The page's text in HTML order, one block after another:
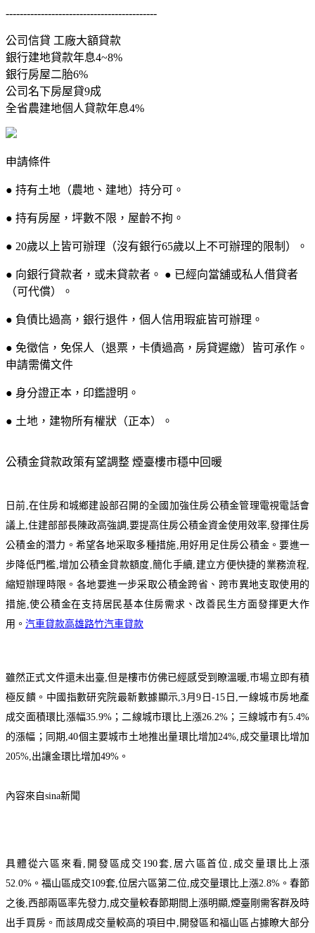
-------------------------------------------
公司信貸 工廠大額貸款
銀行建地貸款年息4~8%
銀行房屋二胎6%
公司名下房屋貸9成
全省農建地個人貸款年息4%
申請條件
● 持有土地（農地、建地）持分可。
● 持有房屋，坪數不限，屋齡不拘。
● 20歲以上皆可辦理（沒有銀行65歲以上不可辦理的限制）。
● 向銀行貸款者，或未貸款者。 ● 已經向當舖或私人借貸者
（可代償）。
● 負債比過高，銀行退件，個人信用瑕疵皆可辦理。
● 免徵信，免保人（退票，卡債過高，房貸遲繳）皆可承作。
申請需備文件
● 身分證正本，印鑑證明。
● 土地，建物所有權狀（正本）。
公積金貸款政策有望調整 煙臺樓市穩中回暖
日前,在住房和城鄉建設部召開的全國加強住房公積金管理電視電話會
議上,住建部部長陳政高強調,要提高住房公積金資金使用效率,發揮住房
公積金的潛力。希望各地采取多種措施,用好用足住房公積金。要進一
步降低門檻,增加公積金貸款額度,簡化手續,建立方便快捷的業務流程,
縮短辦理時限。各地要進一步采取公積金跨省、跨市異地支取使用的
措施,使公積金在支持居民基本住房需求、改善民生方面發揮更大作
用。 汽車貸款高雄路竹汽車貸款
雖然正式文件還未出臺,但是樓市仿佛已經感受到瞭溫暖,市場立即有積
極反饋。中國指數研究院最新數據顯示,3月9日-15日,一線城市房地產
成交面積環比漲幅35.9%；二線城市環比上漲26.2%；三線城市有5.4%
的漲幅；同期,40個主要城市土地推出量環比增加24%,成交量環比增加
205%,出讓金環比增加49%。
內容來自sina新聞
具體從六區來看,開發區成交190套,居六區首位,成交量環比上漲
52.0%。福山區成交109套,位居六區第二位,成交量環比上漲2.8%。春節
之後,西部兩區率先發力,成交量較春節期間上漲明顯,煙臺剛需客群及時
出手買房。而該周成交量較高的項目中,開發區和福山區占據瞭大部分